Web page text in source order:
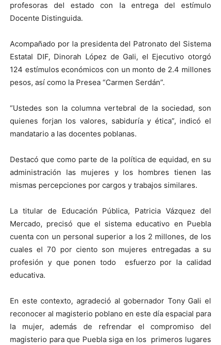
profesoras del estado con la entrega del estímulo
Docente Distinguida.
Acompañado por la presidenta del Patronato del Sistema
Estatal DIF, Dinorah López de Gali, el Ejecutivo otorgó
124 estímulos económicos con un monto de 2.4 millones
pesos, así como la Presea “Carmen Serdán”.
“Ustedes son la columna vertebral de la sociedad, son
quienes forjan los valores, sabiduría y ética”, indicó el
mandatario a las docentes poblanas.
Destacó que como parte de la política de equidad, en su
administración las mujeres y los hombres tienen las
mismas percepciones por cargos y trabajos similares.
La titular de Educación Pública, Patricia Vázquez del
Mercado, precisó que el sistema educativo en Puebla
cuenta con un personal superior a los 2 millones, de los
cuales el 70 por ciento son mujeres entregadas a su
profesión y que ponen todo esfuerzo por la calidad
educativa.
En este contexto, agradeció al gobernador Tony Gali el
reconocer al magisterio poblano en este día espacial para
la mujer, además de refrendar el compromiso del
magisterio para que Puebla siga en los primeros lugares